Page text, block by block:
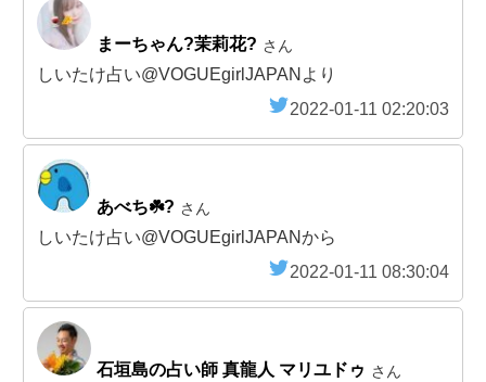
まーちゃん?茉莉花? さん
しいたけ占い@VOGUEgirlJAPANより
2022-01-11 02:20:03
あべち☘️? さん
しいたけ占い@VOGUEgirlJAPANから
2022-01-11 08:30:04
石垣島の占い師 真龍人 マリユドゥ さん